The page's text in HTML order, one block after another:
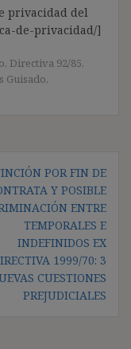
privacidad del
de-privacidad/]
, Directiva 92/85,
Guisado,
POR FIN DE
Y POSIBLE
ENTRE
TEMPORALES E
INDEFINIDOS EX
1999/70: 3
CUESTIONES
PREJUDICIALES